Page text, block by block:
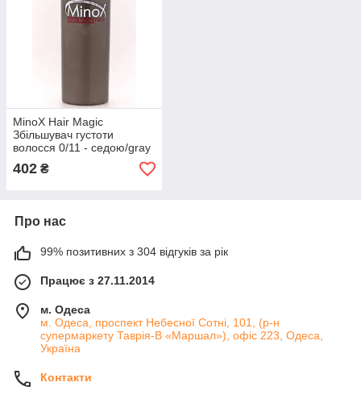
MinoX Hair Magic
Збільшувач густоти
волосся 0/11 - седою/gray
402 ₴
Про нас
99% позитивних з 304 відгуків за рік
Працює з 27.11.2014
м. Одеса
м. Одеса, проспект Небесної Сотні, 101, (р-н
супермаркету Таврія-В «Маршал»), офіс 223, Одеса,
Україна
Контакти